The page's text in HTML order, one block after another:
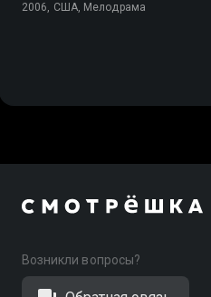
2006, США, Мелодрама
Возникли вопросы?